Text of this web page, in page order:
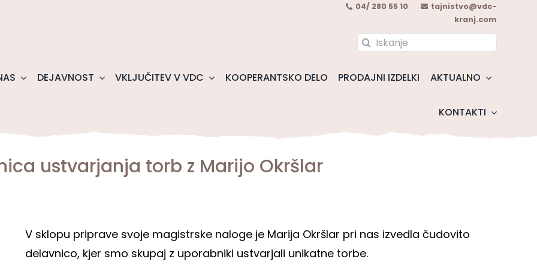
04/ 280 55 10
tajnistvo@vdc-
kranj.com
Search
DEJAVNOST VKLJUČITEV V VDC KOOPERANTSKO DELO PRODAJNI IZDELKI AKTUALNO
KONTAKTI
ustvarjanja torb z Marijo Okršlar
V sklopu priprave svoje magistrske naloge je Marija Okršlar pri nas izvedla čudovito
delavnico, kjer smo skupaj z uporabniki ustvarjali unikatne torbe.